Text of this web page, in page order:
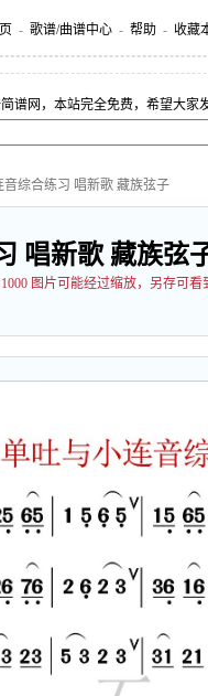
- 歌谱/曲谱中心 - 帮助 - 收藏
谱网，本站完全免费，希望大家
音综合练习 唱新歌 藏族弦子
唱新歌 藏族弦
1000 图片可能经过缩放，另存可